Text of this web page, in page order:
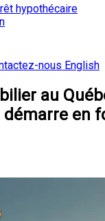
hypothécaire
nous English
au
en